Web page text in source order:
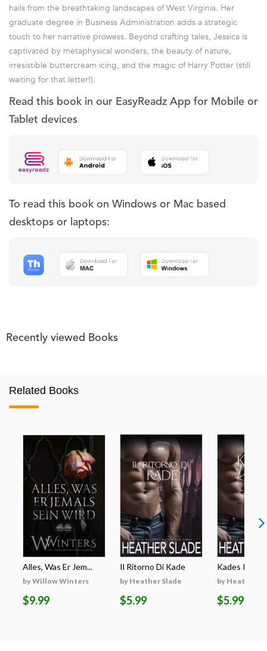
hails from the breathtaking landscapes of West Virginia. Her
graduate degree in Business Administration adds a strategic
touch to her narrative prowess. Beyond crafting tales, Jessica is
captivated by metaphysical wonders, the beauty of nature,
irresistible buttercream icing, and the magic of Harry Potter (still
waiting for that letter!).
Read this book in our EasyReadz App for Mobile or
Tablet devices
To read this book on Windows or Mac based
desktops or laptops:
Recently viewed Books
Related Books
Alles, Was Er Jem...
by Willow Winters
$9.99
Il Ritorno Di Kade
by Heather Slade
$5.99
Kades
by Heather
$5.99